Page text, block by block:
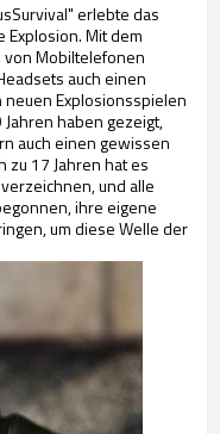
erlebte das
Mit dem
von Mobiltelefonen
auch einen
neuen Explosionsspielen
haben gezeigt,
auch einen gewissen
zu 17 Jahren hat es
und alle
ihre eigene
um diese Welle der